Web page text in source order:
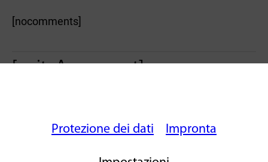
[nocomments]
[writeAcomment]
Protezione dei dati Impronta